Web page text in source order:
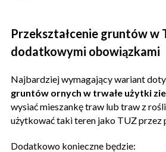
Przekształcenie gruntów w
dodatkowymi obowiązkami
Najbardziej wymagający wariant
gruntów ornych w trwałe użytki
wysiać mieszankę traw lub traw z
użytkować taki teren jako TUZ przez
Dodatkowo konieczne będzie: